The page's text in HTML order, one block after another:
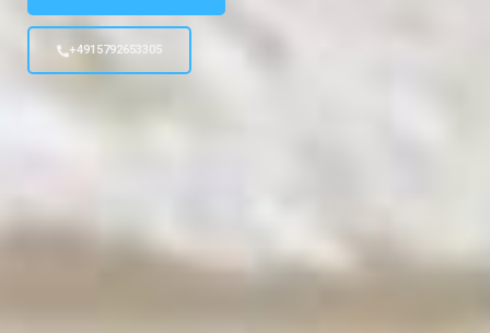
+4915792653305